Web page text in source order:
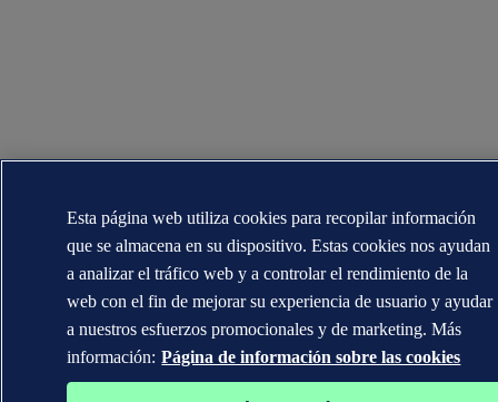
Esta página web utiliza cookies para recopilar información
que se almacena en su dispositivo. Estas cookies nos ayudan
a analizar el tráfico web y a controlar el rendimiento de la
web con el fin de mejorar su experiencia de usuario y ayudar
a nuestros esfuerzos promocionales y de marketing. Más
información: Página de información sobre las cookies